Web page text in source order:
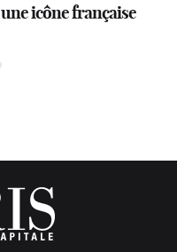
une icône française
une icône française
une icône française